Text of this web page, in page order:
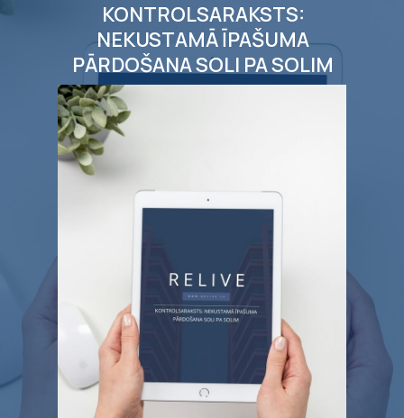
KONTROLSARAKSTS:
NEKUSTAMĀ ĪPAŠUMA
PĀRDOŠANA SOLI PA SOLIM